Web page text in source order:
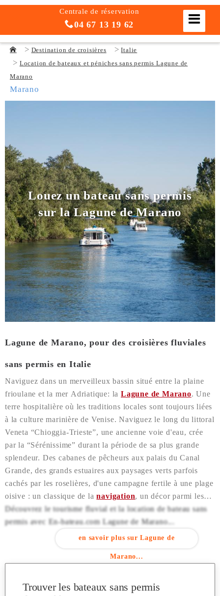
Centrale de réservation
04 67 13 19 62
Destination de croisières
Italie
Location de bateaux et péniches sans permis Lagune de
Marano
Marano
Louez un bateau sans permis
sur la Lagune de Marano
Lagune de Marano, pour des croisières fluviales
sans permis en Italie
Naviguez dans un merveilleux bassin situé entre la plaine
frioulane et la mer Adriatique: la Lagune de Marano. Une
terre hospitalière où les traditions locales sont toujours liées
à la culture marinière de Venise. Naviguez le long du littoral
Veneta “Chioggia-Trieste”, une ancienne voie d'eau, crée
par la “Sérénissime” durant la période de sa plus grande
splendeur. Des cabanes de pêcheurs aux palais du Canal
Grande, des grands estuaires aux paysages verts parfois
cachés par les roselières, d'une campagne fertile à une plage
oisive : un classique de lanavigation, un décor parmi les
plus variés et imprévisibles…
Découvrez le tourisme fluvial et la location de bateau sans
permis avec En-bateau.com Lagune de Marano...
en savoir plus sur Lagune de
Marano...
Trouver les bateaux sans permis